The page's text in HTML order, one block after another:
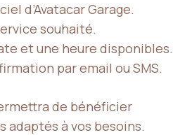
d’Avatacar Garage.
souhaité.
et une heure disponibles.
par email ou SMS.
de bénéficier
adaptés à vos besoins.